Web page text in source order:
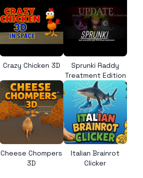
Crazy Chicken 3D
Sprunki Raddy
Treatment Edition
Cheese Chompers
3D
Italian Brainrot
Clicker